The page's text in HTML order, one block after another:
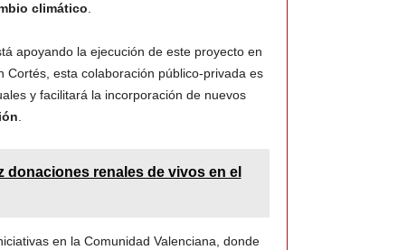
climático.
apoyando la ejecución de este proyecto en
Cortés, esta colaboración público-privada es
y facilitará la incorporación de nuevos
.
donaciones renales de vivos en el
en la Comunidad Valenciana, donde